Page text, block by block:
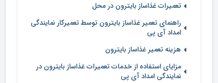
تعمیرات غذاساز بایترون در محل
راهنمای تعمیر غذاساز بایترون توسط تعمیرکار نمایندگی
امداد آی پی
هزینه تعمیر غذاساز بایترون
مزایای استفاده از خدمات تعمیرات غذاساز بایترون در
نمایندگی امداد آی پی